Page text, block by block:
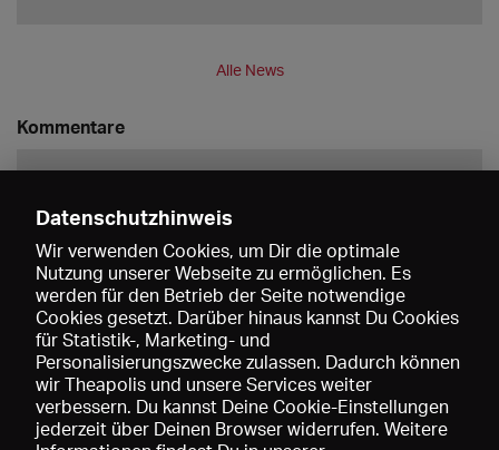
Alle News
Kommentare
Speichern
Datenschutzhinweis
Wir verwenden Cookies, um Dir die optimale
Nutzung unserer Webseite zu ermöglichen. Es
werden für den Betrieb der Seite notwendige
Cookies gesetzt. Darüber hinaus kannst Du Cookies
für Statistik-, Marketing- und
Personalisierungszwecke zulassen. Dadurch können
wir Theapolis und unsere Services weiter
verbessern. Du kannst Deine Cookie-Einstellungen
jederzeit über Deinen Browser widerrufen. Weitere